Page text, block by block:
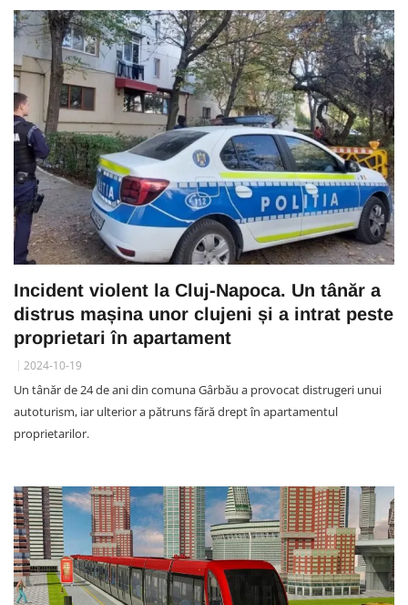
Incident violent la Cluj-Napoca. Un tânăr a
distrus mașina unor clujeni și a intrat peste
proprietari în apartament
2024-10-19
Un tânăr de 24 de ani din comuna Gârbău a provocat distrugeri unui
autoturism, iar ulterior a pătruns fără drept în apartamentul
proprietarilor.